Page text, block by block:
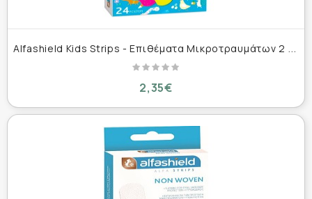
A
lfashield Kids Strips - Επιθέματα Μικροτραυμάτων 2 Μεγέθη 24 τεμάχια
2,35€